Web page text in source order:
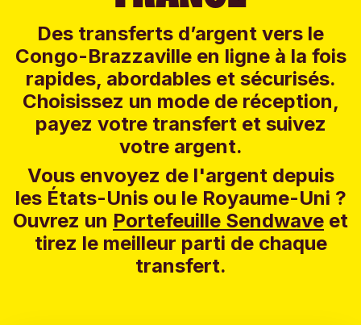
Des transferts d’argent vers le
Congo-Brazzaville en ligne à la fois
rapides, abordables et sécurisés.
Choisissez un mode de réception,
payez votre transfert et suivez
votre argent.
Vous envoyez de l'argent depuis
les États-Unis ou le Royaume-Uni ?
Ouvrez un Portefeuille Sendwave et
tirez le meilleur parti de chaque
transfert.